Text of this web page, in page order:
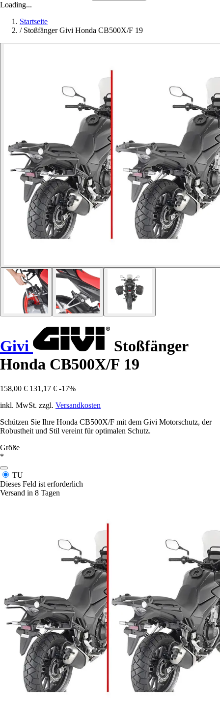
Loading...
Startseite
/ Stoßfänger Givi Honda CB500X/F 19
Givi
Stoßfänger
Honda CB500X/F 19
158,00 € 131,17 € -17%
inkl. MwSt. zzgl. Versandkosten
Schützen Sie Ihre Honda CB500X/F mit dem Givi Motorschutz, der
Robustheit und Stil vereint für optimalen Schutz.
Größe
*
TU
Dieses Feld ist erforderlich
Versand in 8 Tagen